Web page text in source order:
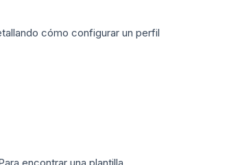
cómo configurar un perfil